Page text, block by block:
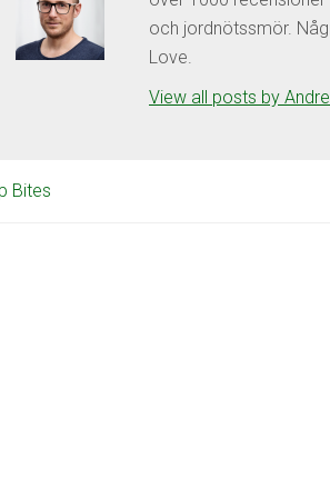
och jordnötssmör.
Love.
View all posts by
Bites